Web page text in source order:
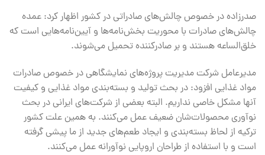
صدرزاده در خصوص چالش‌های صادراتی در کشور اظهار کرد: عمده
چالش‌های صادرات با محوریت بخش‌نامه‌ها و آیین‌نامه‌هایی است که
خلق‌الساعه هستند و بر صادرکننده تحمیل می‌شوند.
مدیرعامل شرکت مدیریت پروژه‌های نمایشگاهی در خصوص صادرات
مواد غذایی افزود: در بحث تولید و بسته‌بندی مواد غذایی و کیفیت
آنها مشکل خاصی نداریم. البته بعضی از شرکت‌های ایرانی در بحث
نوآوری محصولات‌شان ضعیف عمل می‌کنند. به همین علت کشور
ترکیه از لحاظ بسته‌بندی و ایجاد طعم‌های جدید از ما پیشی گرفته‌
است و با استفاده از طراحان اروپایی نوآورانه عمل می‌کنند.